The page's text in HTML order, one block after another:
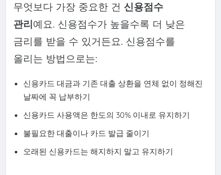
무엇보다 가장 중요한 건 신용점수
관리예요. 신용점수가 높을수록 더 낮은
금리를 받을 수 있거든요. 신용점수를
올리는 방법으로는:
신용카드 대금과 기존 대출 상환을 연체 없이 정해진
날짜에 꼭 납부하기
신용카드 사용액은 한도의 30% 이내로 유지하기
불필요한 대출이나 카드 발급 줄이기
오래된 신용카드는 해지하지 말고 유지하기